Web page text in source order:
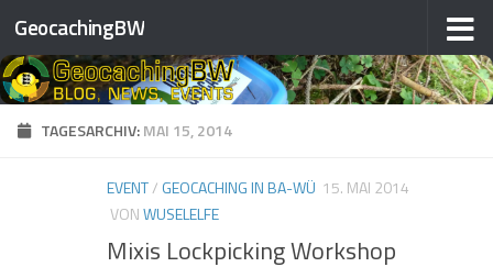
Zum Inhalt springen
GeocachingBW
TAGESARCHIV:MAI 15, 2014
EVENT/ GEOCACHING IN BA-WÜ 15. MAI 2014
VONWUSELELFE
Mixis Lockpicking Workshop